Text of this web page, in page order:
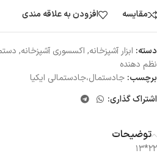
مقایسه
افزودن به علاقه مندی
دسته: ابزار آشپزخانه, اکسسوری آشپزخانه,
نظم دهنده
برچسب: جادستمال،جادستمالی ایکیا
اشتراک گذاری:
توضیحات
۲۲*۱۳